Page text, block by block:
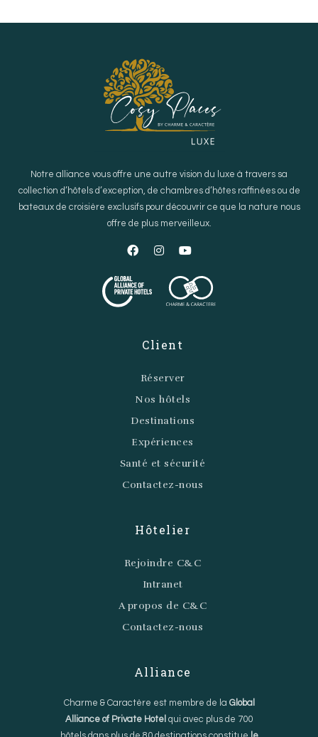
Notre alliance vous offre une autre vision du luxe à travers sa
collection d’hôtels d’exception, de chambres d’hôtes raffinées ou de
bateaux de croisière exclusifs pour découvrir ce que la nature nous
offre de plus merveilleux.
Client
Réserver
Nos hôtels
Destinations
Expériences
Santé et sécurité
Contactez-nous
Hôtelier
Rejoindre C&C
Intranet
A propos de C&C
Contactez-nous
Alliance
Charme & Caractère est membre de la Global
Alliance of Private Hotel qui avec plus de 700